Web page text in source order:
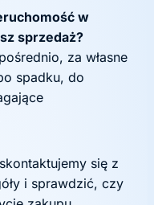
w
sprzedaż?
za własne
spadku, do
się z
i sprawdzić, czy